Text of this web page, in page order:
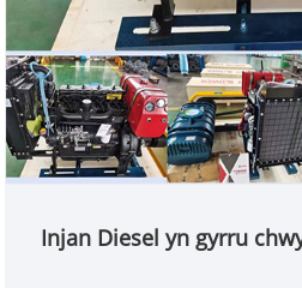
Injan Diesel yn gyrru